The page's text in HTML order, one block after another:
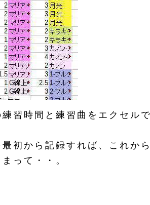
習時間と練習曲をエクセルで
初から記録すれば、これか
って・・。